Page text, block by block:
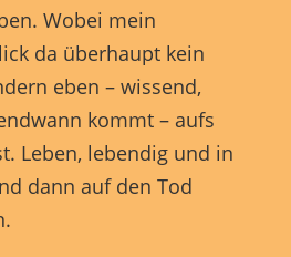
Wobei mein
da überhaupt kein
eben – wissend,
kommt – aufs
Leben, lebendig und in
dann auf den Tod